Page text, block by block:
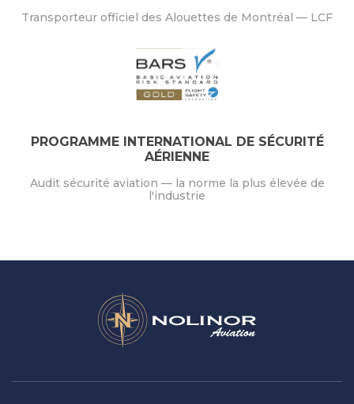
Transporteur officiel des Alouettes de Montréal — LCF
PROGRAMME INTERNATIONAL DE SÉCURITÉ
AÉRIENNE
Audit sécurité aviation — la norme la plus élevée de
l'industrie